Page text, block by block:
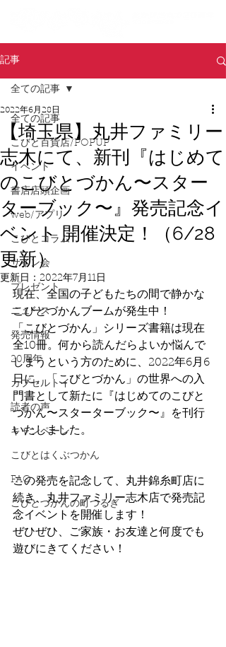
記事
全ての記事
こびと百貨店/POPUP
イベント
書店店頭企画
web/アプリ
こびとコラム
サイン会
プレゼント
ニュース
発売情報
20周年
カプセルトイ
読者の声
キャンペーン
こびとはくぶつかん
FAQ
こびとづかんの町つるぎ
全ての記事
【埼玉県】丸井ファミリー
志木にて、新刊『はじめて
のこびとづかん〜スター
ターブック〜』発売記念イ
ベント 開催決定！（6/28
更新）
2022年6月28日
更新日： 2022年7月11日
現在、全国の子どもたちの間で静かな
こびとづかんブームが発生中！
「こびとづかん」シリーズ書籍は現在
全10冊。何から読んだらよいか悩んで
しまうという方のために、2022年6月6
日に、「こびとづかん」の世界への入
門書として新たに『はじめてのこびと
づかん〜スターターブック〜』を刊行
いたしました。
この発売を記念して、丸井錦糸町店に
続き、丸井ファミリー志木店で発売記
念イベントを開催します！
ぜひぜひ、ご家族・お友達と何度でも
遊びにきてください！